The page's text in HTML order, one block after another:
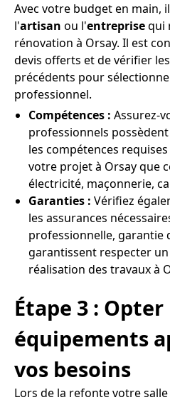
Avec votre budget en main,
l'artisan ou l'entreprisequi
rénovation à Orsay. Il est
devis offerts et de vérifier
précédents pour
professionnel.
Compétences : Assurez-
professionnels
les compétences
votre projet à Orsay que
électricité, maçonnerie,
Garanties : Vérifiez
les assurances
professionnelle, garantie
garantissent respecter
réalisation des travaux à
Étape 3 :
équipements
vos besoins
Lors de la refonte votre